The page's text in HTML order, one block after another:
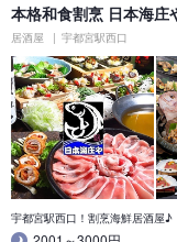
本格和食割烹 日本海
居酒屋 宇都宮駅西口
宇都宮駅西口！割烹海鮮居酒屋♪